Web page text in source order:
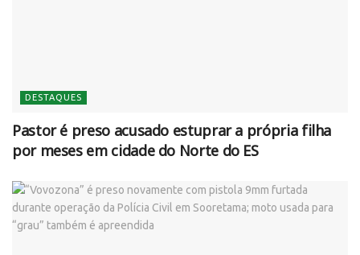
DESTAQUES
Pastor é preso acusado estuprar a própria filha
por meses em cidade do Norte do ES